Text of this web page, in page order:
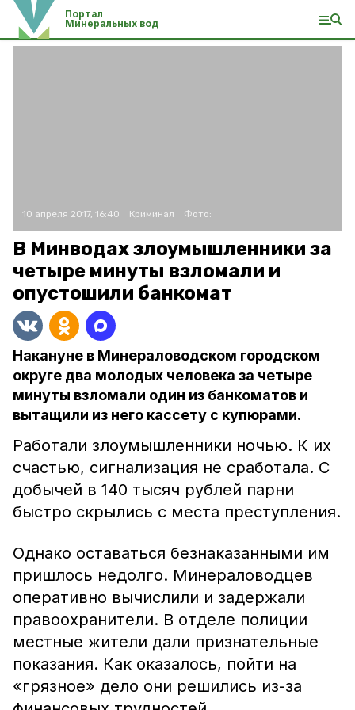
Портал
Минеральных вод
10 апреля 2017, 16:40 Криминал Фото:
В Минводах злоумышленники за
четыре минуты взломали и
опустошили банкомат
Накануне в Минераловодском городском
округе два молодых человека за четыре
минуты взломали один из банкоматов и
вытащили из него кассету с купюрами.
Работали злоумышленники ночью. К их
счастью, сигнализация не сработала. С
добычей в 140 тысяч рублей парни
быстро скрылись с места преступления.
Однако оставаться безнаказанными им
пришлось недолго. Минераловодцев
оперативно вычислили и задержали
правоохранители. В отделе полиции
местные жители дали признательные
показания. Как оказалось, пойти на
«грязное» дело они решились из-за